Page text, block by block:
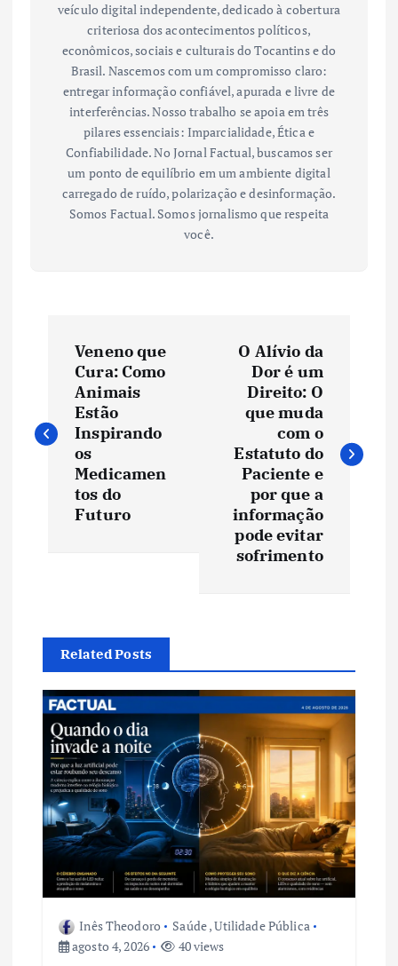
veículo digital independente, dedicado à cobertura
criteriosa dos acontecimentos políticos,
econômicos, sociais e culturais do Tocantins e do
Brasil. Nascemos com um compromisso claro:
entregar informação confiável, apurada e livre de
interferências. Nosso trabalho se apoia em três
pilares essenciais: Imparcialidade, Ética e
Confiabilidade. No Jornal Factual, buscamos ser
um ponto de equilíbrio em um ambiente digital
carregado de ruído, polarização e desinformação.
Somos Factual. Somos jornalismo que respeita
você.
v
ã
o
d
P
o
s
Veneno que
Cura: Como
Animais
Estão
Inspirando
os
Medicamen
tos do
Futuro
O Alívio da
Dor é um
Direito: O
que muda
com o
Estatuto do
Paciente e
por que a
informação
pode evitar
sofrimento
Related Posts
Inês Theodoro Saúde,Utilidade Pública
agosto 4, 2026
40 views